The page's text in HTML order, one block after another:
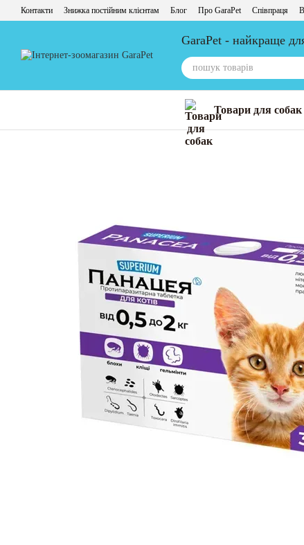
Перейти до основного контенту
Контакти Знижка постійним клієнтам Блог Про GaraPet Співпраця
GaraPet - найкраще
Товари для собак